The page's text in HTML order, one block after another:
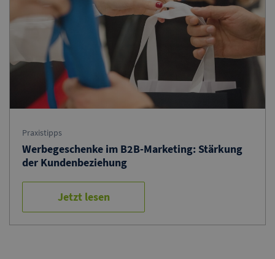
Praxistipps
Werbegeschenke im B2B-Marketing: Stärkung
der Kundenbeziehung
Jetzt lesen